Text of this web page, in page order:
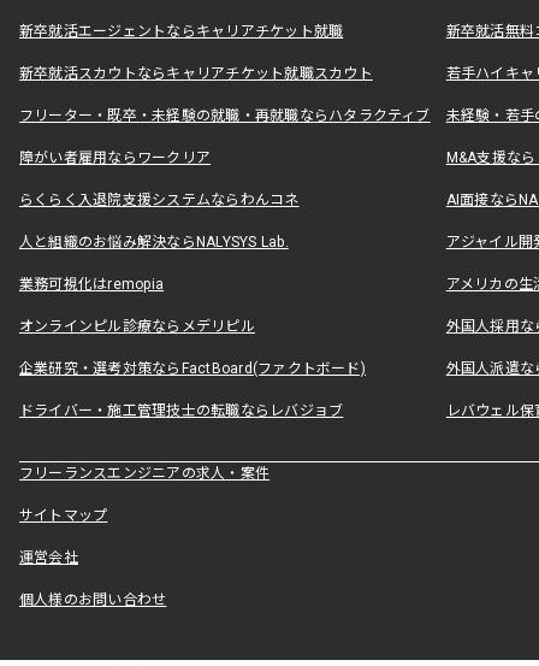
新卒就活エージェントならキャリアチケット就職 新卒就活無料
新卒就活スカウトならキャリアチケット就職スカウト 若手ハイキ
フリーター・既卒・未経験の就職・再就職ならハタラクティブ 未経験・若手
障がい者雇用ならワークリア M&A支援な
らくらく入退院支援システムならわんコネ AI面接なら
人と組織のお悩み解決ならNALYSYS Lab. アジャイル
業務可視化はremopia アメリカの
オンラインピル診療ならメデリピル 外国人採用
企業研究・選考対策ならFactBoard(ファクトボード) 外国人派遣な
ドライバー・施工管理技士の転職ならレバジョブ レバウェル
フリーランスエンジニアの求人・案件
サイトマップ
運営会社
個人様のお問い合わせ